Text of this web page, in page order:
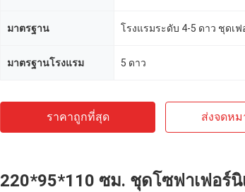
มาตรฐาน
มาตรฐานโรงแรม 5 ดาว
ราคาถูกที่สุด ส่งจดหม
220*95*110 ซม. ชุดโซฟาเฟอร์นิ